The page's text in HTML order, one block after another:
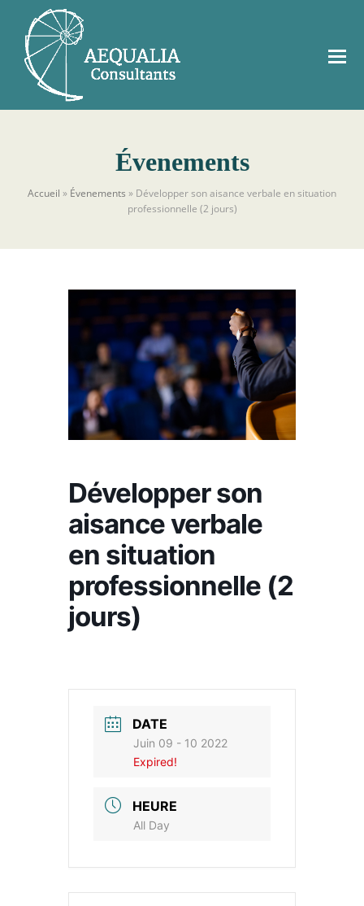
Évenements
Accueil » Évenements » Développer son aisance verbale en situation
professionnelle (2 jours)
Développer son
aisance verbale
en situation
professionnelle (2
jours)
DATE
Juin 09 - 10 2022
Expired!
HEURE
All Day